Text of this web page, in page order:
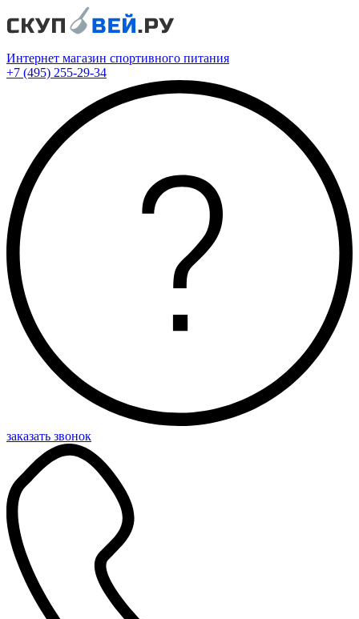
Интернет магазин спортивного питания
+7 (495) 255-29-34
заказать звонок